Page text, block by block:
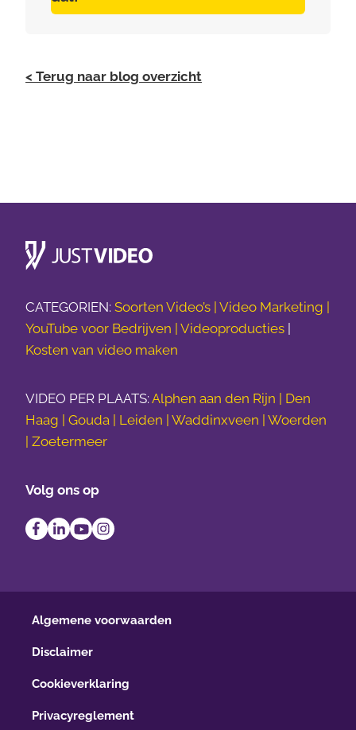
< Terug naar blog overzicht
CATEGORIEN: Soorten Video’s | Video Marketing |
YouTube voor Bedrijven | Videoproducties |
Kosten van video maken
VIDEO PER PLAATS: Alphen aan den Rijn | Den
Haag | Gouda | Leiden | Waddinxveen | Woerden
| Zoetermeer
Volg ons op
Algemene voorwaarden
Disclaimer
Cookieverklaring
Privacyreglement